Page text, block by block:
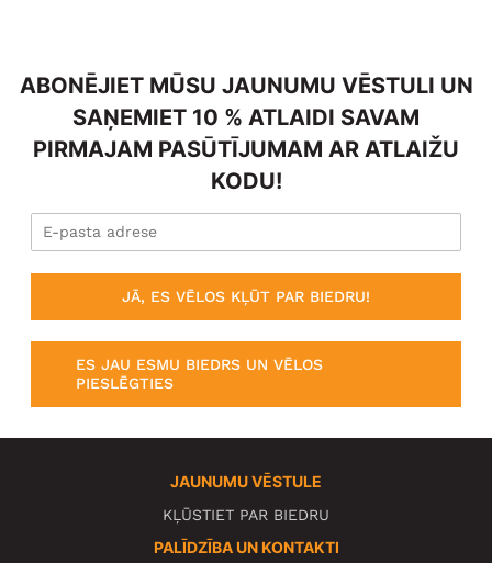
ABONĒJIET MŪSU JAUNUMU VĒSTULI UN
SAŅEMIET 10 % ATLAIDI SAVAM
PIRMAJAM PASŪTĪJUMAM AR ATLAIŽU
KODU!
JĀ, ES VĒLOS KĻŪT PAR BIEDRU!
ES JAU ESMU BIEDRS UN VĒLOS
PIESLĒGTIES
JAUNUMU VĒSTULE
KĻŪSTIET PAR BIEDRU
PALĪDZĪBA UN KONTAKTI